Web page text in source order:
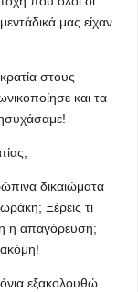
μας είχαν
στους
και τα
δικαιώματα
Ξέρεις τι
η απαγόρευση;
εξακολουθώ